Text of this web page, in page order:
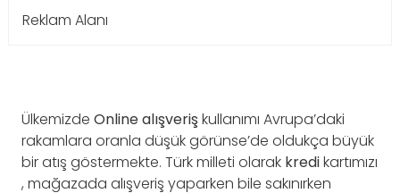
Reklam Alanı
Ülkemizde Onlinealışveriş kullanımı Avrupa’daki
rakamlara oranla düşük görünse’de oldukça büyük
bir atış göstermekte. Türk milleti olarak kredikartımızı
, mağazada alışveriş yaparken bile sakınırken